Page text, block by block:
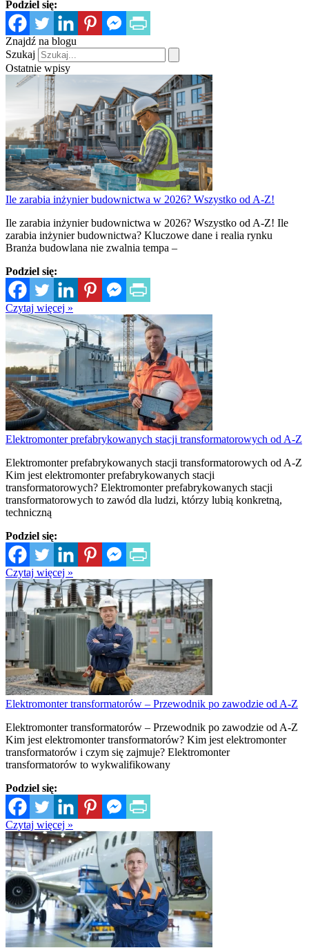
Podziel się:
Znajdź na blogu
Szukaj
Ostatnie wpisy
Ile zarabia inżynier budownictwa w 2026? Wszystko od A-Z!
Ile zarabia inżynier budownictwa w 2026? Wszystko od A-Z! Ile
zarabia inżynier budownictwa? Kluczowe dane i realia rynku
Branża budowlana nie zwalnia tempa –
Podziel się:
Czytaj więcej »
Elektromonter prefabrykowanych stacji transformatorowych od A-Z
Elektromonter prefabrykowanych stacji transformatorowych od A-Z
Kim jest elektromonter prefabrykowanych stacji
transformatorowych? Elektromonter prefabrykowanych stacji
transformatorowych to zawód dla ludzi, którzy lubią konkretną,
techniczną
Podziel się:
Czytaj więcej »
Elektromonter transformatorów – Przewodnik po zawodzie od A-Z
Elektromonter transformatorów – Przewodnik po zawodzie od A-Z
Kim jest elektromonter transformatorów? Kim jest elektromonter
transformatorów i czym się zajmuje? Elektromonter
transformatorów to wykwalifikowany
Podziel się:
Czytaj więcej »